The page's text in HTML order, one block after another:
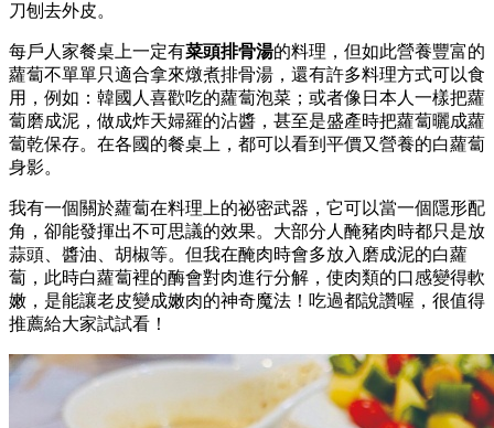
刀刨去外皮。
每戶人家餐桌上一定有菜頭排骨湯的料理，但如此營養豐富的
蘿蔔不單單只適合拿來燉煮排骨湯，還有許多料理方式可以食
用，例如：韓國人喜歡吃的蘿蔔泡菜；或者像日本人一樣把蘿
蔔磨成泥，做成炸天婦羅的沾醬，甚至是盛產時把蘿蔔曬成蘿
蔔乾保存。在各國的餐桌上，都可以看到平價又營養的白蘿蔔
身影。
我有一個關於蘿蔔在料理上的祕密武器，它可以當一個隱形配
角，卻能發揮出不可思議的效果。大部分人醃豬肉時都只是放
蒜頭、醬油、胡椒等。但我在醃肉時會多放入磨成泥的白蘿
蔔，此時白蘿蔔裡的酶會對肉進行分解，使肉類的口感變得軟
嫩，是能讓老皮變成嫩肉的神奇魔法！吃過都說讚喔，很值得
推薦給大家試試看！